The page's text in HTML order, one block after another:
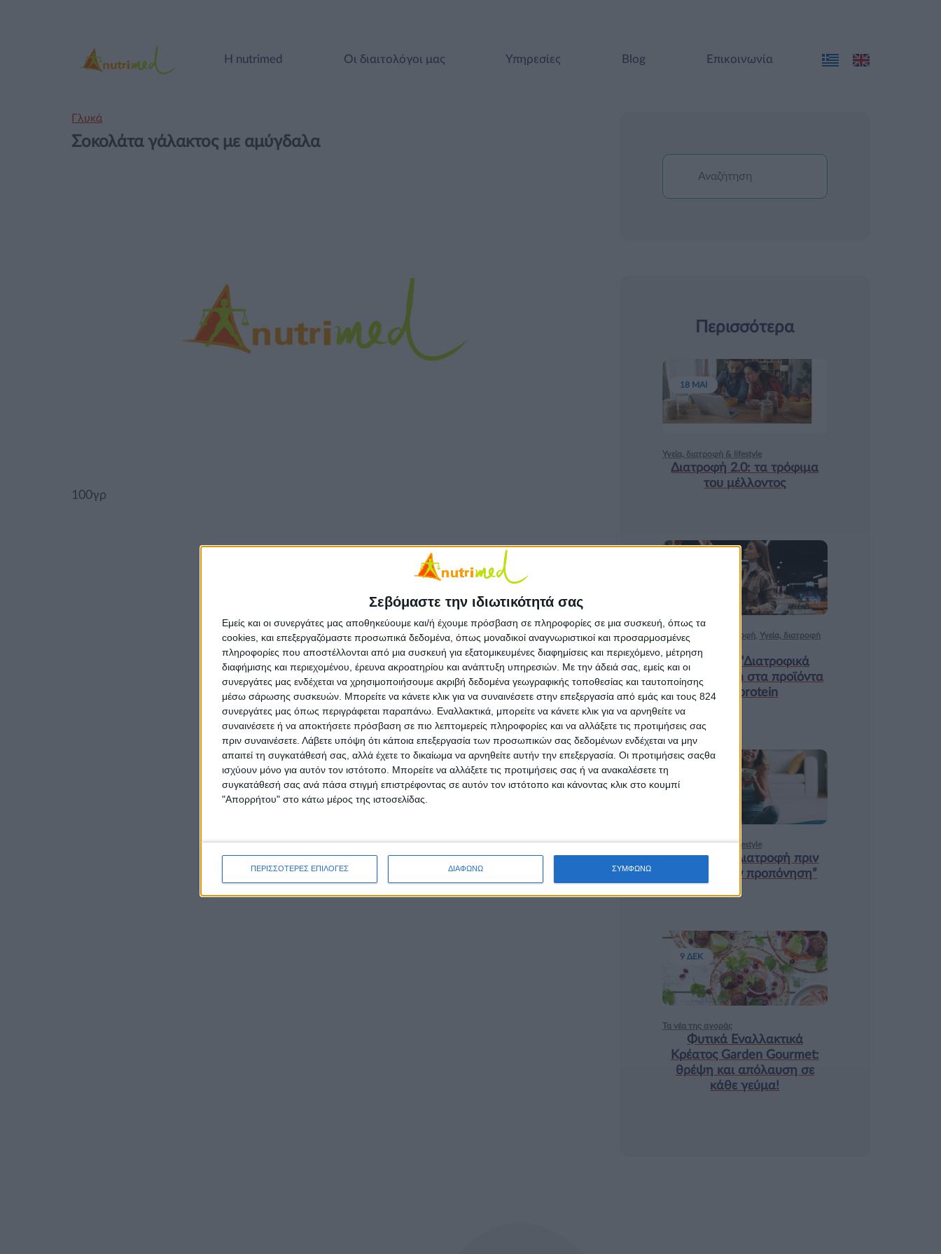
Σεβόμαστε την ιδιωτικότητά σας
Εμείς και οι συνεργάτες μας αποθηκεύουμε και/ή έχουμε πρόσβαση σε πληροφορίες σε μια συσκευή, όπως τα
cookies, και επεξεργαζόμαστε προσωπικά δεδομένα, όπως μοναδικοί αναγνωριστικοί και προσαρμοσμένες
πληροφορίες που αποστέλλονται από μια συσκευή για εξατομικευμένες διαφημίσεις και περιεχόμενο, μέτρηση
διαφήμισης και περιεχομένου, έρευνα ακροατηρίου και ανάπτυξη υπηρεσιών. Με την άδειά σας, εμείς και οι
συνεργάτες μας ενδέχεται να χρησιμοποιήσουμε ακριβή δεδομένα γεωγραφικής τοποθεσίας και ταυτοποίησης
μέσω σάρωσης συσκευών. Μπορείτε να κάνετε κλικ για να συναινέσετε στην επεξεργασία από εμάς και τους 824
συνεργάτες μας όπως περιγράφεται παραπάνω. Εναλλακτικά, μπορείτε να κάνετε κλικ για να αρνηθείτε να
συναινέσετε ή να αποκτήσετε πρόσβαση σε πιο λεπτομερείς πληροφορίες και να αλλάξετε τις προτιμήσεις σας
πριν συναινέσετε. Λάβετε υπόψη ότι κάποια επεξεργασία των προσωπικών σας δεδομένων ενδέχεται να μην
απαιτεί τη συγκατάθεσή σας, αλλά έχετε το δικαίωμα να αρνηθείτε αυτήν την επεξεργασία. Οι προτιμήσεις σαςθα
ισχύουν μόνο για αυτόν τον ιστότοπο. Μπορείτε να αλλάξετε τις προτιμήσεις σας ή να ανακαλέσετε τη
συγκατάθεσή σας ανά πάσα στιγμή επιστρέφοντας σε αυτόν τον ιστότοπο και κάνοντας κλικ στο κουμπί
"Απορρήτου" στο κάτω μέρος της ιστοσελίδας.
ΠΕΡΙΣΣΟΤΕΡΕΣ ΕΠΙΛΟΓΕΣ ΔΙΑΦΩΝΩ ΣΥΜΦΩΝΩ
Η nutrimed Οι διαιτολόγοι μας Υπηρεσίες Blog Επικοινωνία
Γλυκά
Σοκολάτα γάλακτος με αμύγδαλα
100γρ
Περισσότερα
Υγεία, διατροφή & lifestyle
Διατροφή 2.0: τα τρόφιμα
του μέλλοντος
18 ΜΑΙ
Ισορροπημένη διατροφή, Υγεία, διατροφή
& lifestyle
Κεφάλαιο “Διατροφικά
trends”: zoοm στα προϊόντα
high protein
Υγεία, διατροφή & lifestyle
Κεφάλαιο “Διατροφή πριν
και μετά την προπόνηση”
Τα νέα της αγοράς
Φυτικά Εναλλακτικά
Κρέατος Garden Gourmet:
θρέψη και απόλαυση σε
κάθε γεύμα!
9 ΔΕΚ